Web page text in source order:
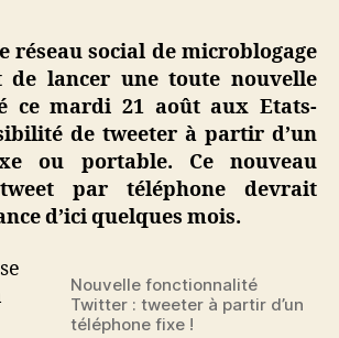
Twitter
le
tweet
par
téléphone
fixe
(et
réseau social de microblogage
de lancer une toute nouvelle
ce mardi 21 août aux Etats-
de tweeter à partir d’un
ou portable. Ce nouveau
par téléphone devrait
d’ici quelques mois.
Nouvelle fonctionnalité
Twitter : tweeter à partir d’un
téléphone fixe !